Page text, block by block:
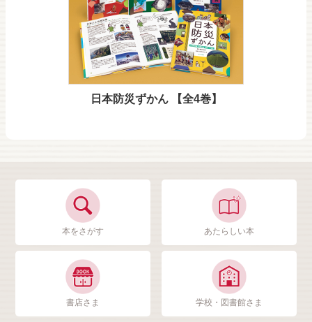
日本防災ずかん 【全4巻】
本をさがす あたらしい本
書店さま 学校・図書館さま